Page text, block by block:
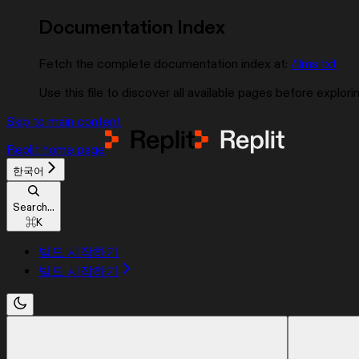
Documentation Index
Fetch the complete documentation index at: /llms.txt
Use this file to discover all available pages before
Skip to main content
Replit home page
한국어
Search...
⌘K
빌드 시작하기
빌드 시작하기